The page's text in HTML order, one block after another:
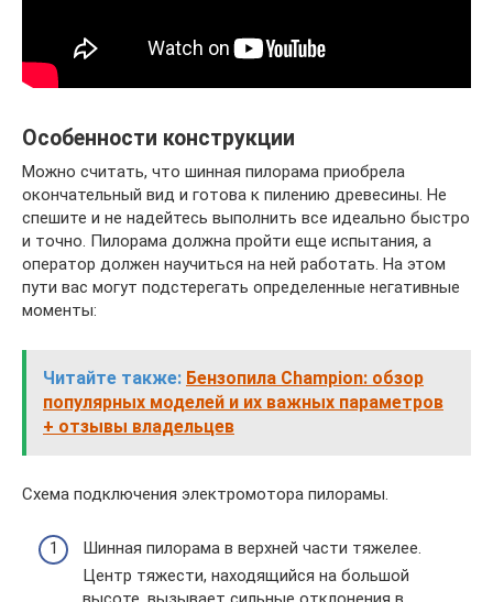
Особенности конструкции
Можно считать, что шинная пилорама приобрела
окончательный вид и готова к пилению древесины. Не
спешите и не надейтесь выполнить все идеально быстро
и точно. Пилорама должна пройти еще испытания, а
оператор должен научиться на ней работать. На этом
пути вас могут подстерегать определенные негативные
моменты:
Читайте также: Бензопила Champion: обзор
популярных моделей и их важных параметров
+ отзывы владельцев
Схема подключения электромотора пилорамы.
Шинная пилорама в верхней части тяжелее.
Центр тяжести, находящийся на большой